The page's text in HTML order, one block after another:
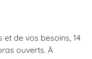
de vos besoins, 14
ouverts. À